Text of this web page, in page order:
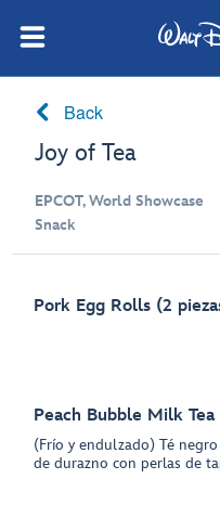
Back
Joy of Tea
EPCOT, World Showcase
Snack
Pork Egg Rolls (2
Peach Bubble Milk Tea
(Frío y endulzado) Té
de durazno con perlas de